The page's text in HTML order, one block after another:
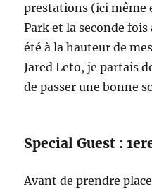
prestations (ici même
Park et la seconde
été à la hauteur de
Jared Leto, je partais
de passer une bonne
Special Guest :
Avant de prendre